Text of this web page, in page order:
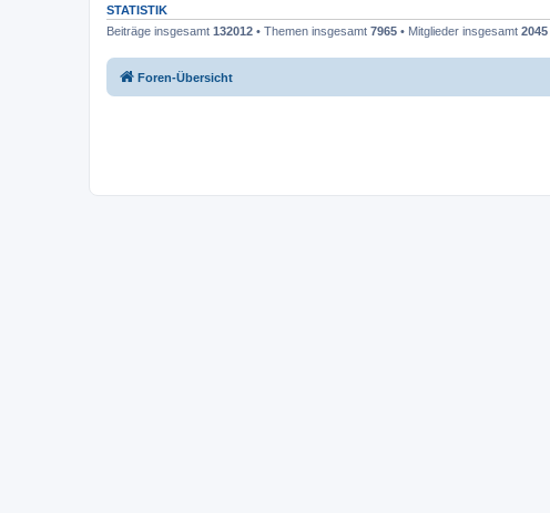
STATISTIK
Beiträge insgesamt 132012 • Themen insgesamt 7965 • Mitglieder insgesamt 2045
Foren-Übersicht